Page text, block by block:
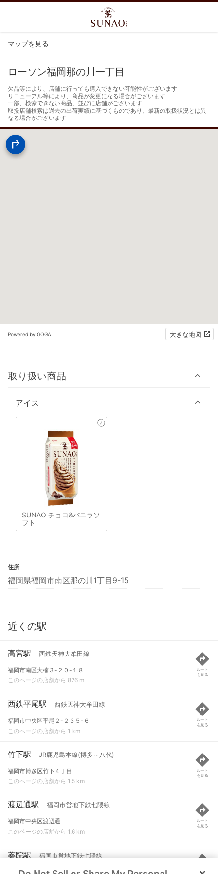
マップを見る
ローソン福岡那の川一丁目
欠品等により、店舗に行っても購入できない可能性がございます
リニューアル等により、商品が変更になる場合がございます
一部、検索できない商品、並びに店舗がございます
取扱店舗検索は過去の出荷実績に基づくものであり、最新の取扱状況とは異
なる場合がございます
Powered by GOGA 大きな地図
取り扱い商品
アイス
SUNAO チョコ&バニラソ
フト
住所
福岡県福岡市南区那の川1丁目9-15
近くの駅
高宮駅 西鉄天神大牟田線
福岡市南区大楠３-２０-１８
このページの店舗から 826 m
ルート
を見る
西鉄平尾駅 西鉄天神大牟田線
福岡市中央区平尾２-２３５-６
このページの店舗から 1 km
ルート
を見る
竹下駅 JR鹿児島本線(博多～八代)
福岡市博多区竹下４丁目
このページの店舗から 1.5 km
ルート
を見る
渡辺通駅 福岡市営地下鉄七隈線
福岡市中央区渡辺通
このページの店舗から 1.6 km
ルート
を見る
薬院駅 福岡市営地下鉄七隈線
福岡市中央区渡辺通２-６-１
ルート